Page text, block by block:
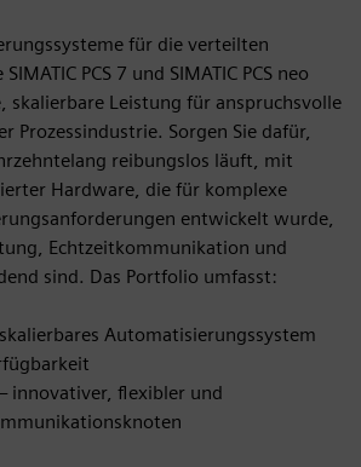
für die verteilten
PCS 7 und SIMATIC PCS neo
skalierbare Leistung für anspruchsvolle
Prozessindustrie. Sorgen Sie dafür,
reibungslos läuft, mit
Hardware, die für komplexe
entwickelt wurde,
Echtzeitkommunikation und
sind. Das Portfolio umfasst:
Automatisierungssystem
innovativer, flexibler und